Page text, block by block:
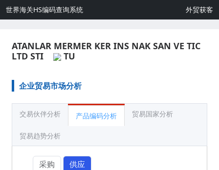
世界海关HS编码查询系统 外贸获客
ATANLAR MERMER KER INS NAK SAN VE TIC
LTD STI
TU
企业贸易市场分析
交易伙伴分析 产品编码分析 贸易国家分析
贸易趋势分析
采购
供应